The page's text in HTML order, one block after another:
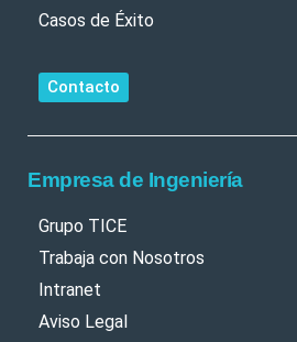
Casos de Éxito
Contacto
Empresa de Ingeniería
Grupo TICE
Trabaja con Nosotros
Intranet
Aviso Legal